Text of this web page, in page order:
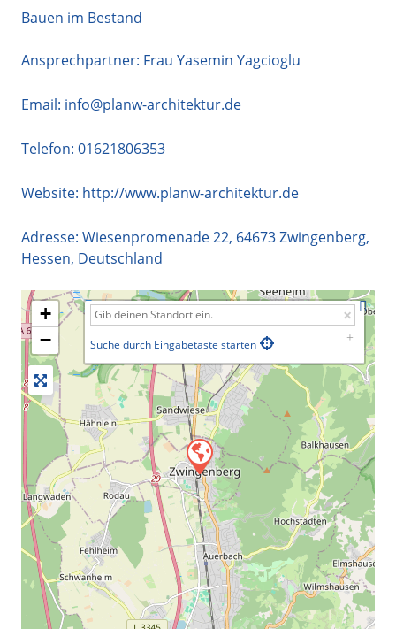
Bauen im Bestand
Ansprechpartner: Frau Yasemin Yagcioglu
Email: info@planw-architektur.de
Telefon: 01621806353
Website: http://www.planw-architektur.de
Adresse: Wiesenpromenade 22, 64673Zwingenberg,
Hessen, Deutschland
+
−
Suche durch Eingabetaste starten